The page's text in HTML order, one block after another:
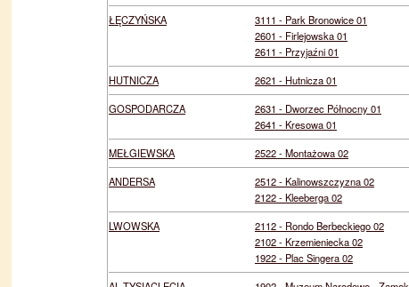
ŁĘCZYŃSKA
3111 - Park Bronowice 01
2601 - Firlejowska 01
2611 - Przyjaźni 01
HUTNICZA
2621 - Hutnicza 01
GOSPODARCZA
2631 - Dworzec Północny 01
2641 - Kresowa 01
MEŁGIEWSKA
2522 - Montażowa 02
ANDERSA
2512 - Kalinowszczyzna 02
2122 - Kleeberga 02
LWOWSKA
2112 - Rondo Berbeckiego 02
2102 - Krzemieniecka 02
1922 - Plac Singera 02